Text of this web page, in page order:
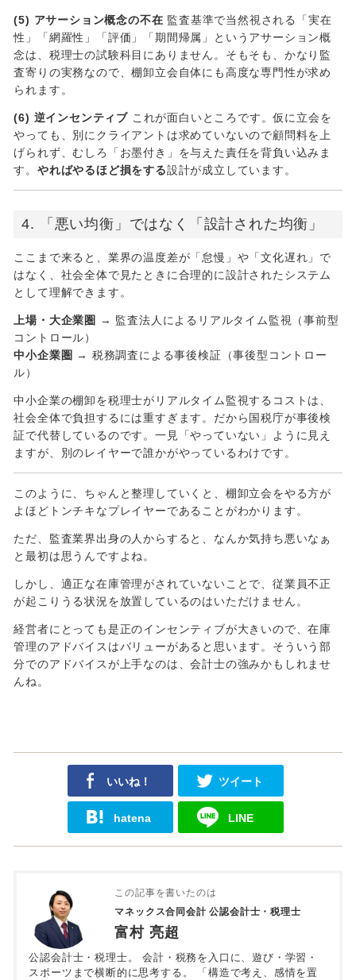
(5) アサーション概念の不在 監査基準で当然視される「実在
性」「網羅性」「評価」「期間帰属」というアサーション概
念は、税理士の試験科目にありません。そもそも、かなり監
査寄りの実務なので、棚卸立会自体にも高度な専門性が求め
られます。
(6) 逆インセンティブ これが面白いところです。仮に立会を
やっても、別にクライアントは求めていないので顧問料を上
げられず、むしろ「お墨付き」を与えた責任を背負い込みま
す。やればやるほど損をする設計が成立しています。
4. 「悪い均衡」ではなく「設計された均衡」
ここまで来ると、業界の温度差が「怠慢」や「文化遅れ」で
はなく、社会全体で見たときに合理的に設計されたシステム
として理解できます。
上場・大企業圏
→ 監査法人によるリアルタイム監視（事前型
コントロール）
中小企業圏 → 税務調査による事後検証（事後型コントロー
ル）
中小企業の棚卸を税理士がリアルタイム監視するコストは、
社会全体で負担するには重すぎます。だから国税庁が事後検
証で代替しているのです。一見「やっていない」ように見え
ますが、別のレイヤーで誰かがやっているわけです。
このように、ちゃんと整理していくと、棚卸立会をやる方が
よほどトンチキなプレイヤーであることがわかります。
ただ、監査業界出身の人からすると、なんか気持ち悪いなぁ
と最初は思うんですよね。
しかし、適正な在庫管理がされていないことで、従業員不正
が起こりうる状況を放置しているのはいただけません。
経営者にとっても是正のインセンティブが大きいので、在庫
管理のアドバイスはバリューがあると思います。そういう部
分でのアドバイスが上手なのは、会計士の強みかもしれませ
んね。
いいね！ ツイート
hatena LINE
この記事を書いたのは
マネックス合同会計 公認会計士・税理士
富村 亮超
公認会計士・税理士。 会計・税務を入口に、遊び・学習・
スポーツまで横断的に思考する。 「構造で考え、感情を置